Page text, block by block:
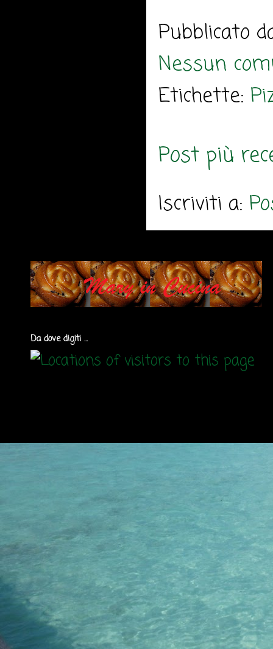
Pubblicato
Nessun
Etichette:
Post più
Iscriviti a:
Da dove digiti ...